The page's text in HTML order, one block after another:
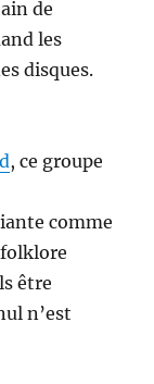
de
les
disques.
, ce groupe
comme
être
n’est